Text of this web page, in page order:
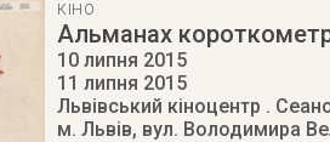
КІНО
Альманах
10 липня 2015
11 липня 2015
Львівський кіноцентр .
м. Львів, вул. Володимира